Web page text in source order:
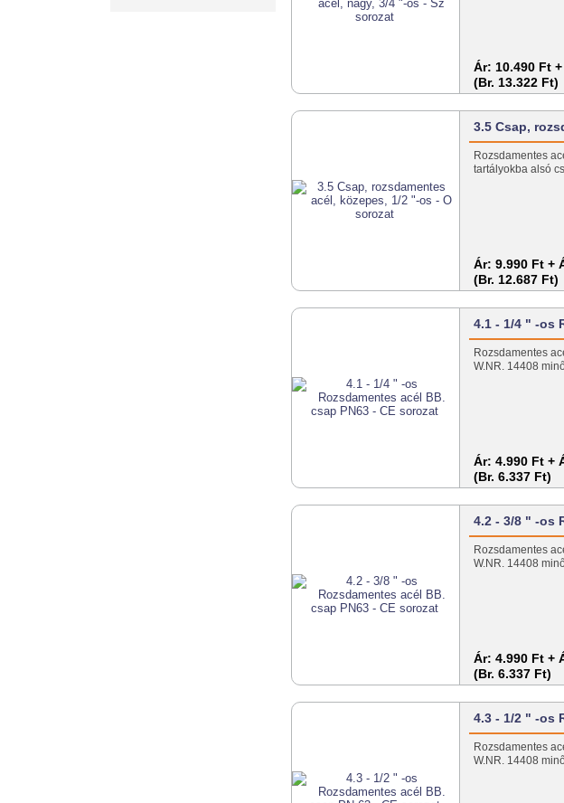
Ár: 10.490 Ft
(Br. 13.322 Ft)
3.5 Csap,
Rozsdamentes
tartályokba alsó
Ár: 9.990 Ft +
(Br. 12.687 Ft)
4.1 - 1/4 " -os
Rozsdamentes
W.NR. 14408
Ár: 4.990 Ft +
(Br. 6.337 Ft)
4.2 - 3/8 " -os
Rozsdamentes
W.NR. 14408
Ár: 4.990 Ft +
(Br. 6.337 Ft)
4.3 - 1/2 " -os
Rozsdamentes
W.NR. 14408